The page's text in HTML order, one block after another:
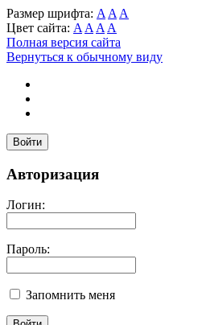
Размер шрифта: A A A
Цвет сайта: A A A A
Полная версия сайта
Вернуться к обычному виду
Войти
Авторизация
Логин:
Пароль:
Запомнить меня